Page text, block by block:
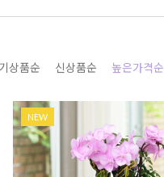
상품순 신상품순 높은가격순
NEW